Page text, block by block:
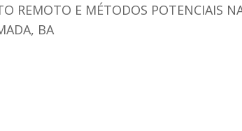
REMOTO E MÉTODOS POTENCIAIS
BA